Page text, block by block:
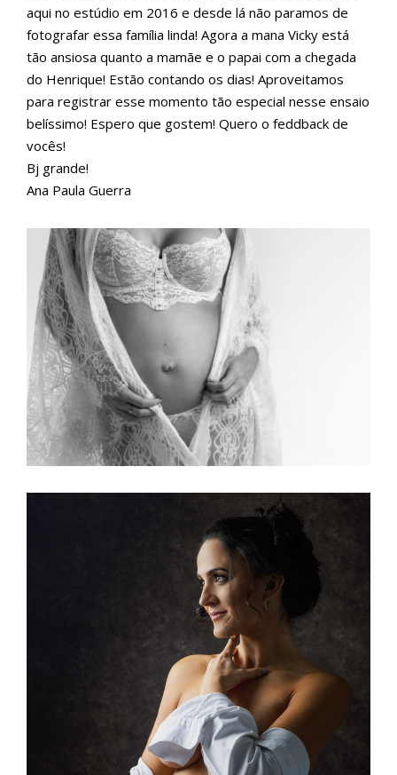
aqui no estúdio em 2016 e desde lá não paramos de
fotografar essa família linda! Agora a mana Vicky está
tão ansiosa quanto a mamãe e o papai com a chegada
do Henrique! Estão contando os dias! Aproveitamos
para registrar esse momento tão especial nesse ensaio
belíssimo! Espero que gostem! Quero o feddback de
vocês!
Bj grande!
Ana Paula Guerra